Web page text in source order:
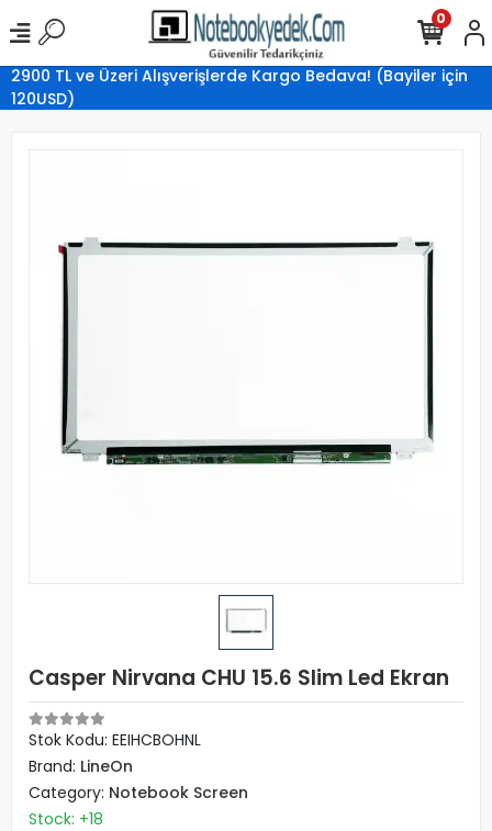
2900 TL ve Üzeri Alışverişlerde Kargo Bedava! (Bayiler için
120USD)
0
Casper Nirvana CHU 15.6 Slim Led Ekran
Stok Kodu: EEIHCBOHNL
Brand: LineOn
Category: Notebook Screen
Stock: +18